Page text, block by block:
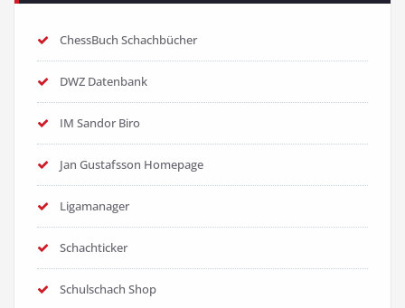
ChessBuch Schachbücher
DWZ Datenbank
IM Sandor Biro
Jan Gustafsson Homepage
Ligamanager
Schachticker
Schulschach Shop